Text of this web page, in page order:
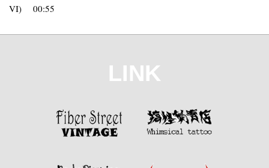
VI)
00:55
LINK